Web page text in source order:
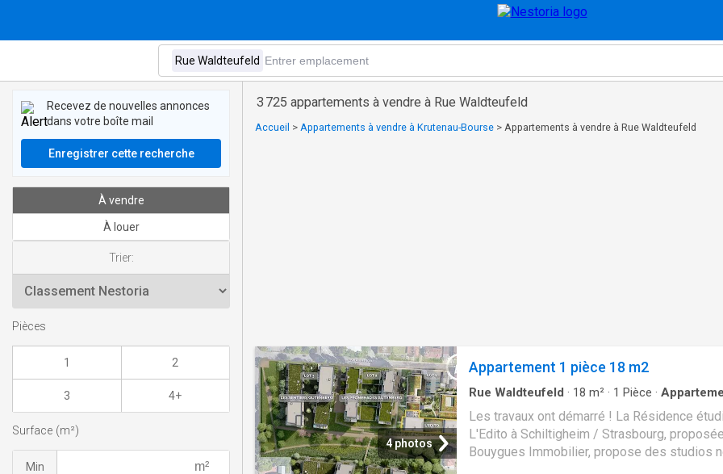
3 725 appartements à vendre à Rue Waldteufeld
Accueil > Appartements à vendre à Krutenau-Bourse > Appartements à vendre à Rue Waldteufeld
4 photos
Appartement 1 pièce 18 m2
Rue Waldteufeld · 18 m² · 1 Pièce ·
Les travaux ont démarré ! La Résidence
L'Edito à Schiltigheim / Strasbourg,
Bouygues Immobilier, propose des studios
Recevez de nouvelles annonces
dans votre boîte mail
Enregistrer cette recherche
À vendre
À louer
Trier:
Pièces
1 2
3 4+
Surface (m²)
Min